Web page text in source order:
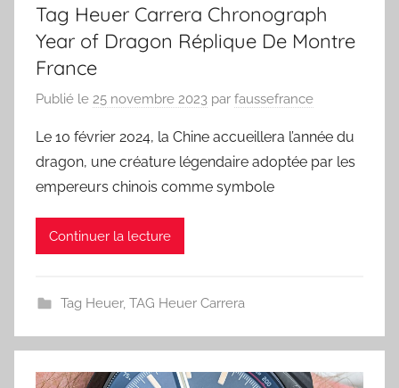
Tag Heuer Carrera Chronograph
Year of Dragon Réplique De Montre
France
Publié le 25 novembre 2023 par faussefrance
Le 10 février 2024, la Chine accueillera l’année du
dragon, une créature légendaire adoptée par les
empereurs chinois comme symbole
Continuer la lecture
Tag Heuer, TAG Heuer Carrera